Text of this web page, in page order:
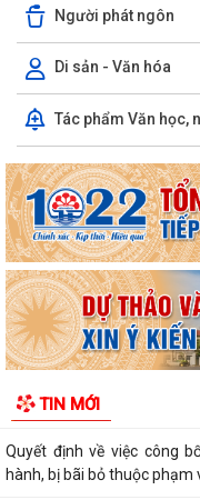
Người phát ngôn
Di sản - Văn hóa
Tác phẩm Văn học,
TIN MỚI
tuyến tại các tổ dân phố –...
THÔNG BÁO: Thời gian
nông nghiệp năm 2026 trên
Hải Phòng công khai thủ
đất đai thuộc phạm vi
Hải Phòng công bố danh
sung, bị bãi bỏ thuộc phạm
DÂN CÀI ĐẶT, SỬ DỤNG
Quyết định về việc công
hành, bị bãi bỏ thuộc phạm